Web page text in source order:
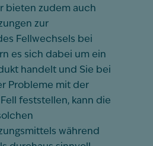
bieten zudem auch
zur
Fellwechsels bei
es sich dabei um ein
handelt und Sie bei
Probleme mit der
feststellen, kann die
während